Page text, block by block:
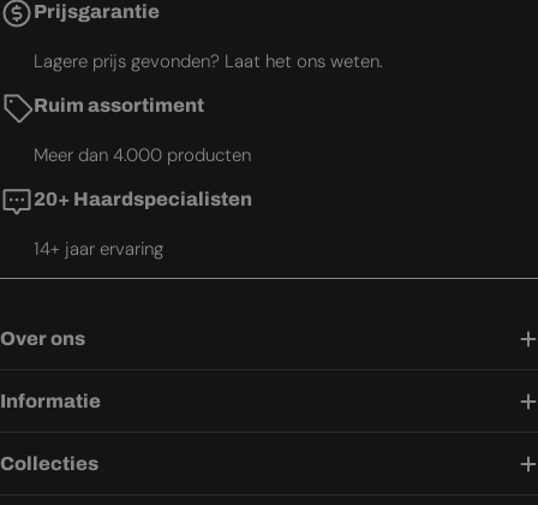
Prijsgarantie
Lagere prijs gevonden? Laat het ons weten.
Ruim assortiment
Meer dan 4.000 producten
20+ Haardspecialisten
14+ jaar ervaring
Over ons
Informatie
Collecties